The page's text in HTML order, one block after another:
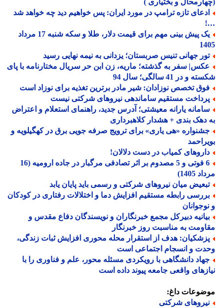
و بختیاری )
تازه ترامپ در مورد ایران: پس خواهیم دید چه خواهد شد
یک پیش بینی مهم برای قیمت دلار، طلا و سکه شنبه 17 مرداد
جهانی تنیس صربستان؛ یزدانی به نیمه نهایی رسید
سفر به گذشته؛ ماریه، زن ابن حر سریال مختارنامه با پای
و در 41 سالگی؛ سال 94
تخصص نوزادان: شیر مادر برترین تغذیه برای نوزاد است
مستقیم ساماندهی نیروهای شرکتی نیست
یارانه معیشتی؛ آدرس جدید، راهنمای استعلام و اعتراض
دهک بندی + هشدار کلاهبرداری
«هی یاری» برای ترویج صرفه جویی برق در کهگیلویه و
کمیاب در دست دلالان!
6 فوتی و 5 مصدوم بر اثر تصادفی مرگبار در جاده ارومیه (16
1405)
میان نیروهای شرکتی و رسمی باید پایان یابد
رابطه مستقیم افزایش دما و اختلالات رفتاری در کودکان
دبیرکل مجمع خبرنگاران و نویسندگان دفاع مقدس و
به مناسبت روز خبرنگار
هدف از استقرار محله محوری افزایش ثبات زندگی،
و انسجام اجتماعی است
دانشگاهی با رویکردی مسئله محور، علم و فناوری را با
واقعی جامعه پیوند داده است
داغ:
شرکتی